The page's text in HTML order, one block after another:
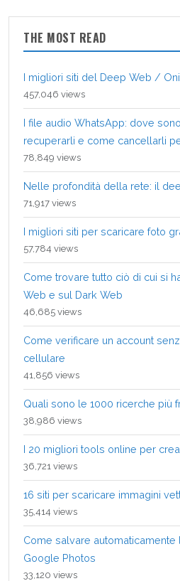
THE MOST READ
I migliori siti del Deep Web /
457,046 views
I file audio WhatsApp: dove
recuperarli e come cancellarli
78,849 views
Nelle profondità della rete: il
71,917 views
I migliori siti per scaricare foto
57,784 views
Come trovare tutto ciò di cui si
Web e sul Dark Web
46,685 views
Come verificare un account
cellulare
41,856 views
Quali sono le 1000 ricerche più
38,986 views
I 20 migliori tools online per
36,721 views
16 siti per scaricare immagini
35,414 views
Come salvare
Google Photos
33,120 views